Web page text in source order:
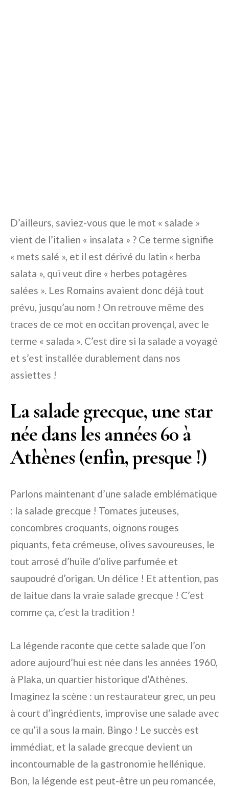
D’ailleurs, saviez-vous que le mot « salade »
vient de l’italien « insalata » ? Ce terme signifie
« mets salé », et il est dérivé du latin « herba
salata », qui veut dire « herbes potagères
salées ». Les Romains avaient donc déjà tout
prévu, jusqu’au nom ! On retrouve même des
traces de ce mot en occitan provençal, avec le
terme « salada ». C’est dire si la salade a voyagé
et s’est installée durablement dans nos
assiettes !
La salade grecque, une star
née dans les années 60 à
Athènes (enfin, presque !)
Parlons maintenant d’une salade emblématique
: la salade grecque ! Tomates juteuses,
concombres croquants, oignons rouges
piquants, feta crémeuse, olives savoureuses, le
tout arrosé d’huile d’olive parfumée et
saupoudré d’origan. Un délice ! Et attention, pas
de laitue dans la vraie salade grecque ! C’est
comme ça, c’est la tradition !
La légende raconte que cette salade que l’on
adore aujourd’hui est née dans les années 1960,
à Plaka, un quartier historique d’Athènes.
Imaginez la scène : un restaurateur grec, un peu
à court d’ingrédients, improvise une salade avec
ce qu’il a sous la main. Bingo ! Le succès est
immédiat, et la salade grecque devient un
incontournable de la gastronomie hellénique.
Bon, la légende est peut-être un peu romancée,